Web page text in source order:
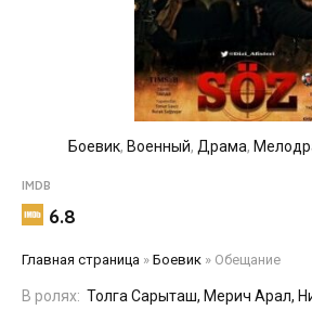
Боевик, Военный, Драма,
IMDB
6.8
Главная страница » Боевик » Обещание
В ролях: Толга Сарыташ, Мерич Арал,